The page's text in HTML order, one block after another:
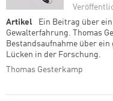
Artikel
Ein Beitrag über
Gewalterfahrung. Thomas
Bestandsaufnahme über
Lücken in der Forschung.
Thomas Gesterkamp